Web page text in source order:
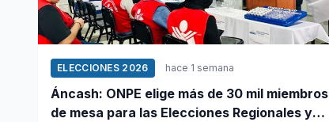
ELECCIONES 2026 hace 1 semana
Áncash: ONPE elige más de 30 mil miembros
de mesa para las Elecciones Regionales y